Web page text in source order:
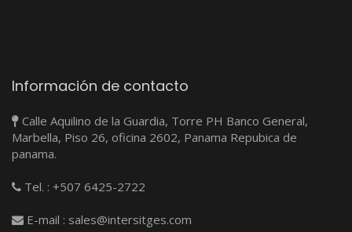
Información de contacto
Calle Aquilino de la Guardia, Torre PH Banco General,
Marbella, Piso 26, oficina 2602, Panama Repubica de
panama.
Tel. : +507 6425-2722
E-mail : sales@intersitges.com